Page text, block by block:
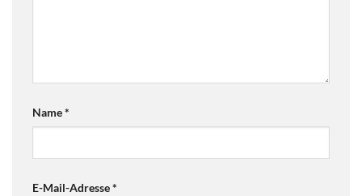
Name*
E-Mail-Adresse*